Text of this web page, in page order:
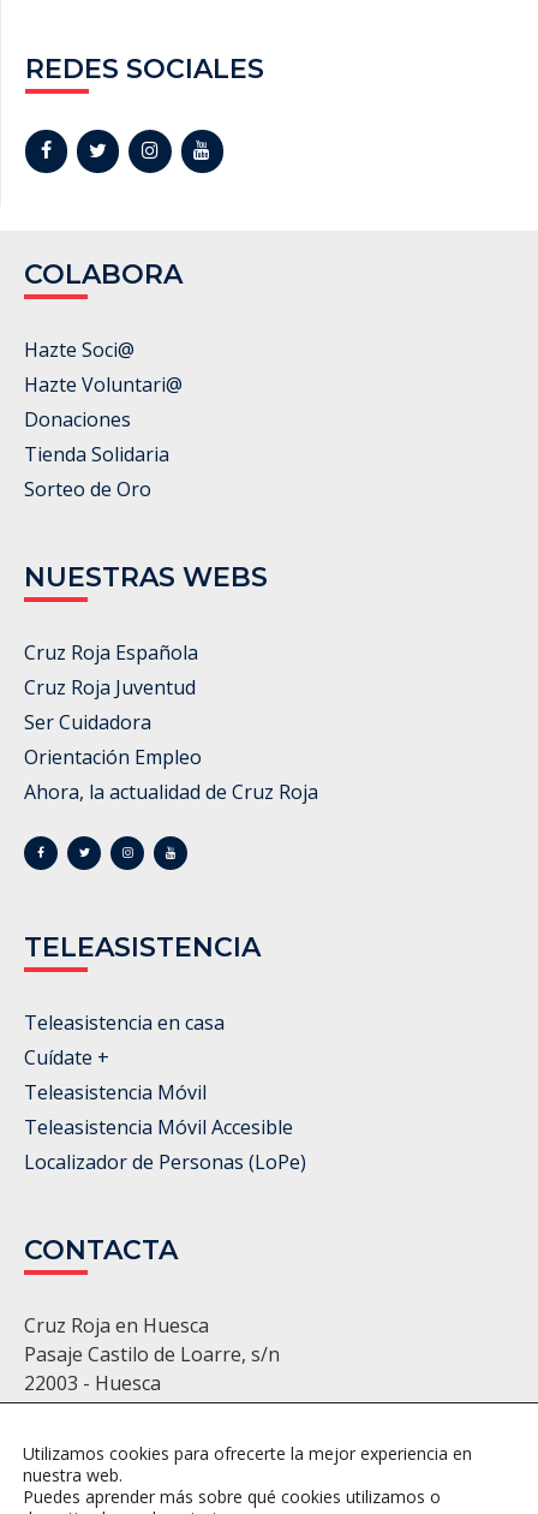
REDES SOCIALES
COLABORA
Hazte Soci@
Hazte Voluntari@
Donaciones
Tienda Solidaria
Sorteo de Oro
NUESTRAS WEBS
Cruz Roja Española
Cruz Roja Juventud
Ser Cuidadora
Orientación Empleo
Ahora, la actualidad de Cruz Roja
TELEASISTENCIA
Teleasistencia en casa
Cuídate +
Teleasistencia Móvil
Teleasistencia Móvil Accesible
Localizador de Personas (LoPe)
CONTACTA
Cruz Roja en Huesca
Pasaje Castilo de Loarre, s/n
22003 - Huesca
huesca@cruzroja.es
Utilizamos cookies para ofrecerte la mejor experiencia en
nuestra web.
Puedes aprender más sobre qué cookies utilizamos o